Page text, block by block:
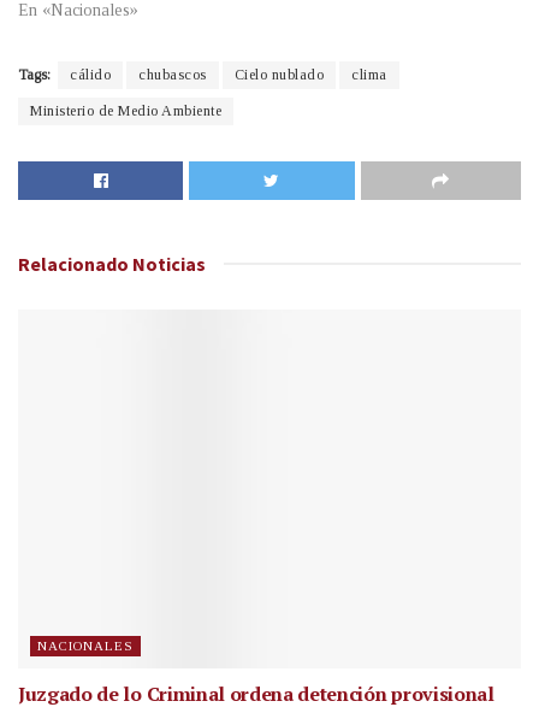
En «Nacionales»
Tags: cálido chubascos Cielo nublado clima
Ministerio de Medio Ambiente
Relacionado Noticias
NACIONALES
Juzgado de lo Criminal ordena detención provisional